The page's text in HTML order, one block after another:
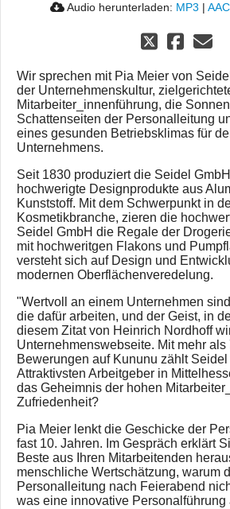
Audio herunterladen: MP3 | AAC
Wir sprechen mit Pia Meier von
der Unternehmenskultur,
Mitarbeiter_innenführung, die
Schattenseiten der Personalleitung
eines gesunden Betriebsklimas für
Unternehmens.
Seit 1830 produziert die Seidel
hochwerigte Designprodukte aus
Kunststoff. Mit dem Schwerpunkt in
Kosmetikbranche, zieren die
Seidel GmbH die Regale der
mit hochweritgen Flakons und
versteht sich auf Design und
modernen Oberflächenveredelung.
"Wertvoll an einem Unternehmen
die dafür arbeiten, und der Geist, in
diesem Zitat von Heinrich Nordhoff
Unternehmenswebseite. Mit mehr als
Bewerungen auf Kununu zählt
Attraktivsten Arbeitgeber in
das Geheimnis der hohen
Zufriedenheit?
Pia Meier lenkt die Geschicke der
fast 10. Jahren. Im Gespräch erklärt
Beste aus Ihren Mitarbeitenden
menschliche Wertschätzung, warum
Personalleitung nach Feierabend
was eine innovative Personalführung